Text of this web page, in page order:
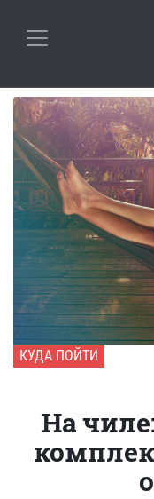
КУДА ПОЙТИ
На